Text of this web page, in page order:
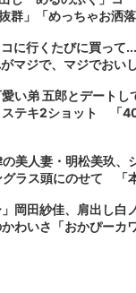
」「めっちゃお洒落
に行くたびに買っ
マジで、マジでおい
い弟 五郎とデート
ステキ2ショット 「
美人妻・明松美玖、
グラス頭にのせて 「
」岡田紗佳、肩出し白
わいさ「おかぴーカ